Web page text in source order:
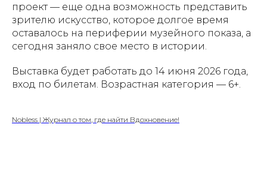
проект — еще одна возможность представить
зрителю искусство, которое долгое время
оставалось на периферии музейного показа, а
сегодня заняло свое место в истории.
Выставка будет работать до 14 июня 2026 года,
вход по билетам. Возрастная категория — 6+.
Nobless | Журнал о том, где найти Вдохновение!